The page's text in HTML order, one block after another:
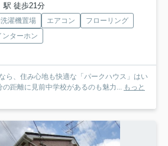
駅 徒歩21分
濯機置場 エアコン
フローリング
ンターホン
ら、住み心地も快適な「パークハウス」はい
距離に見前中学校があるのも魅力...
もっと